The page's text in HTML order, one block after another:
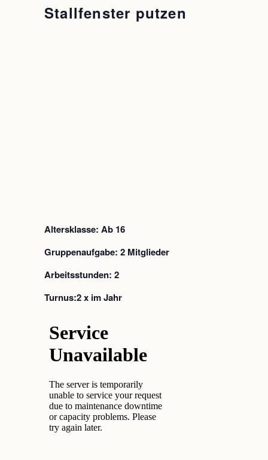
Stallfenster putzen
Altersklasse: Ab 16
Gruppenaufgabe: 2 Mitglieder
Arbeitsstunden: 2
Turnus:2 x im Jahr